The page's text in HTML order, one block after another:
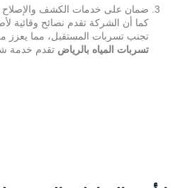
ضمان على خدمات الكشف والإصلاح
كما أن الشركة تقدم نصائح وقائية
تجنب تسربات المستقبل، مما يعزز
تسربات المياه بالرياض تقدم خدمة
الجاهزة للتنقل السريع في مختلف أنحاء